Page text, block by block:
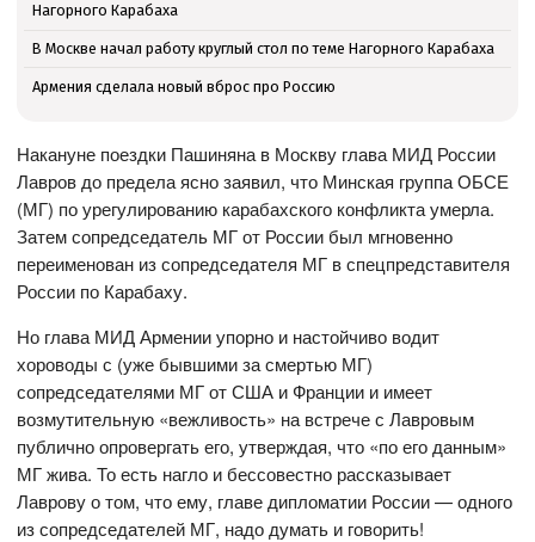
Нагорного Карабаха
В Москве начал работу круглый стол по теме Нагорного Карабаха
Армения сделала новый вброс про Россию
Накануне поездки Пашиняна в Москву глава МИД России
Лавров до предела ясно заявил, что Минская группа ОБСЕ
(МГ) по урегулированию карабахского конфликта умерла.
Затем сопредседатель МГ от России был мгновенно
переименован из сопредседателя МГ в спецпредставителя
России по Карабаху.
Но глава МИД Армении упорно и настойчиво водит
хороводы с (уже бывшими за смертью МГ)
сопредседателями МГ от США и Франции и имеет
возмутительную «вежливость» на встрече с Лавровым
публично опровергать его, утверждая, что «по его данным»
МГ жива. То есть нагло и бессовестно рассказывает
Лаврову о том, что ему, главе дипломатии России — одного
из сопредседателей МГ, надо думать и говорить!